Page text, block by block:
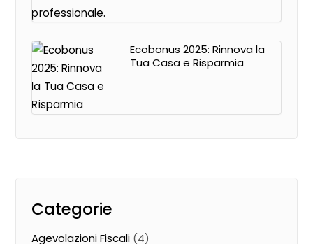
Ecobonus 2025: Rinnova la
Tua Casa e Risparmia
Categorie
Agevolazioni Fiscali (4)